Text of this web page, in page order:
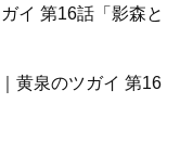
イ 第16話「影森と
黄泉のツガイ 第16